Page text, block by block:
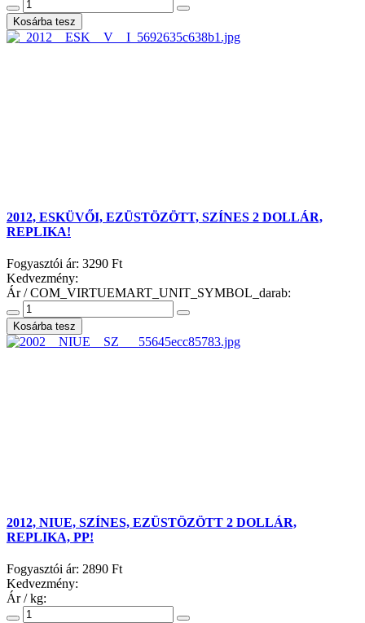
2012, ESKÜVŐI, EZÜSTÖZÖTT, SZÍNES 2 DOLLÁR,
REPLIKA!
Fogyasztói ár: 3290 Ft
Kedvezmény:
Ár / COM_VIRTUEMART_UNIT_SYMBOL_darab:
2012, NIUE, SZÍNES, EZÜSTÖZÖTT 2 DOLLÁR,
REPLIKA, PP!
Fogyasztói ár: 2890 Ft
Kedvezmény:
Ár / kg: